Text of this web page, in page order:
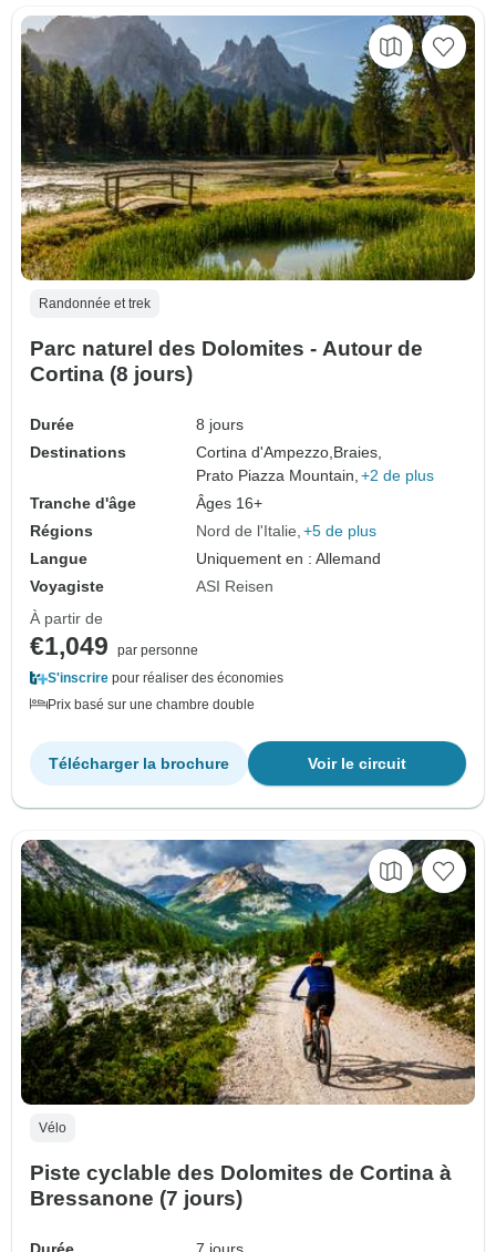
Randonnée et trek
Parc naturel des Dolomites - Autour de
Cortina (8 jours)
Durée
8 jours
Destinations
Cortina d'Ampezzo,Braies,
Prato Piazza Mountain, +2 de plus
Tranche d'âge
Âges 16+
Régions
Nord de l'Italie +5 de plus
Langue
Uniquement en : Allemand
Voyagiste
ASI Reisen
À partir de
€1,049
par personne
S'inscrire pour réaliser des économies
Prix basé sur une chambre double
Voir le circuit
Télécharger la brochure
Vélo
Piste cyclable des Dolomites de Cortina à
Bressanone (7 jours)